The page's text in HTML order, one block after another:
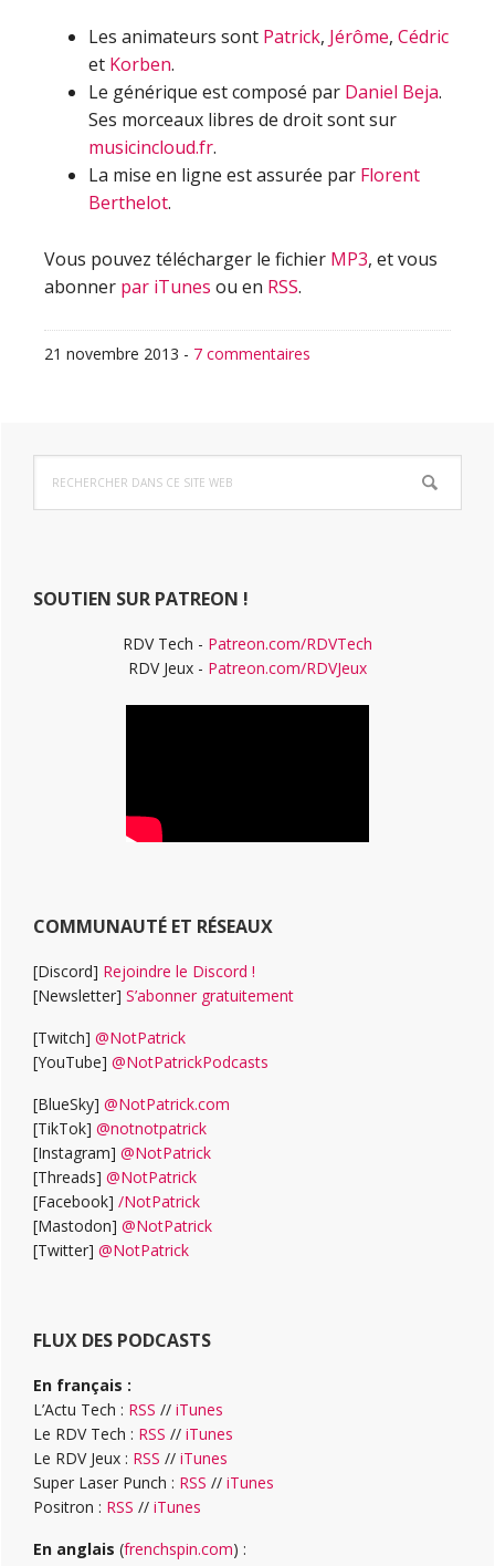
Les animateurs sont Patrick, Jérôme, Cédric
et Korben.
Le générique est composé par Daniel Beja.
Ses morceaux libres de droit sont sur
musicincloud.fr.
La mise en ligne est assurée par Florent
Berthelot.
Vous pouvez télécharger le fichier MP3, et vous
abonner par iTunes ou en RSS.
21 novembre 2013 - 7 commentaires
Barre
latérale
dans
ce
SOUTIEN SUR PATREON !
RDV Tech - Patreon.com/RDVTech
RDV Jeux - Patreon.com/RDVJeux
COMMUNAUTÉ ET RÉSEAUX
[Discord] Rejoindre le Discord !
[Newsletter] S’abonner gratuitement
[Twitch] @NotPatrick
[YouTube] @NotPatrickPodcasts
[BlueSky] @NotPatrick.com
[TikTok] @notnotpatrick
[Instagram] @NotPatrick
[Threads] @NotPatrick
[Facebook] /NotPatrick
[Mastodon] @NotPatrick
[Twitter] @NotPatrick
FLUX DES PODCASTS
En français :
L’Actu Tech : RSS // iTunes
Le RDV Tech : RSS // iTunes
Le RDV Jeux : RSS // iTunes
Super Laser Punch : RSS // iTunes
Positron : RSS // iTunes
En anglais (frenchspin.com) :